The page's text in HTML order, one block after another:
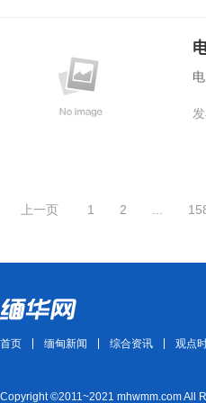
上一页 1 2
首页 缅甸新闻 综合资讯 观点
Copyright ©2011~2021 mhwmm.com All